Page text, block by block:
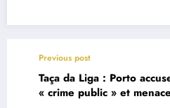
Previous post
Taça da Liga : Porto
« crime public » et